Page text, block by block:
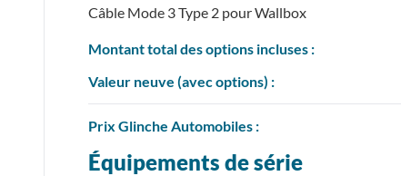
Câble Mode 3 Type 2 pour Wallbox
Montant total des options incluses :
Valeur neuve (avec options) :
Prix Glinche Automobiles :
Équipements de série